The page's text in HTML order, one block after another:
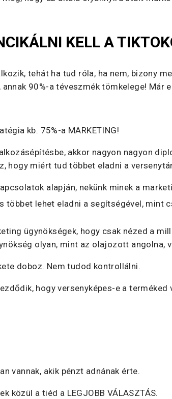
KELL A
tehát ha tud róla, ha nem, bizony
90%-a téveszmék tömkelege! Már
kb. 75%-a MARKETING!
akkor nagyon nagyon
hogy miért tud többet eladni a
alapján, nekünk minek a
lehet eladni a segítségével, mint
ügynökségek, hogy csak nézed a
olyan, mint az olajozott angolna,
doboz. Nem tudod kontrollálni.
hogy versenyképes-e a
vannak, akik pénzt adnának érte.
közül a tiéd a LEGJOBB VÁLASZTÁS.